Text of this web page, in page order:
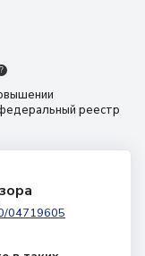
?
реестр
04719605